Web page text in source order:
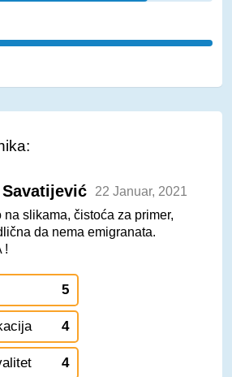
22 Januar, 2021
na slikama, čistoća za primer,
da nema emigranata.
!
5
4
4